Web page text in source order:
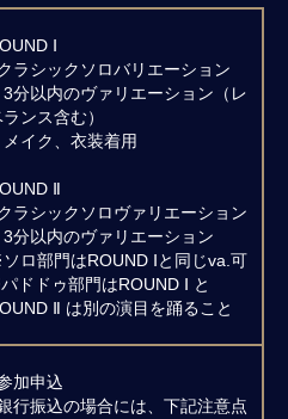
Ⅰ
ラシックソロバリエーション
3分以内のヴァリエーション（レ
ンス含む）
メイク、衣装着用
Ⅱ
ラシックソロヴァリエーション
3分以内のヴァリエーション
ロ部門はROUND Ⅰと同じva.可
ドドゥ部門はROUND Ⅰ と
Ⅱ は別の演目を踊ること
加申込
行振込の場合には、下記注意点